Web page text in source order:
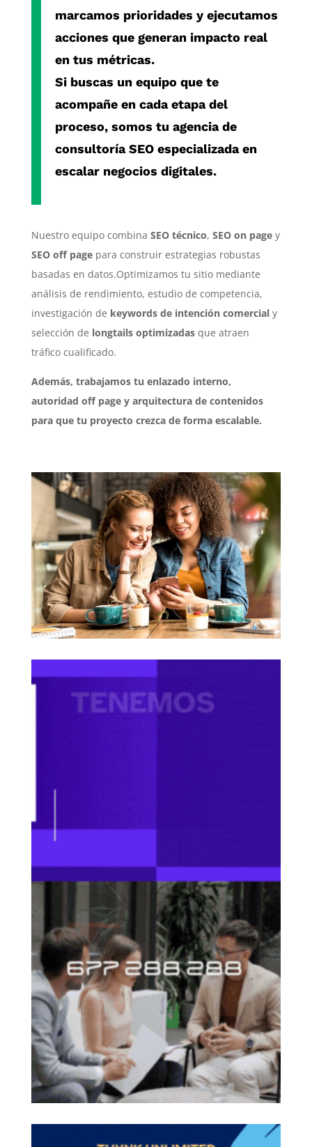
marcamos prioridades y ejecutamos
acciones que generan impacto real
en tus métricas.
Si buscas un equipo que te
acompañe en cada etapa del
proceso, somos tu agencia de
consultoría SEO especializadaen
escalar negocios digitales.
Nuestro equipo combina SEO técnico, SEO on pagey
SEO off pagepara construir estrategias robustas
basadas en datos.Optimizamos tu sitio mediante
análisis de rendimiento, estudio de competencia,
investigación de keywords de intención comercialy
selección de longtails optimizadasque atraen
tráfico cualificado.
Además, trabajamos tu enlazado interno,
autoridad off page y arquitectura de contenidos
para que tu proyecto crezca de forma escalable.